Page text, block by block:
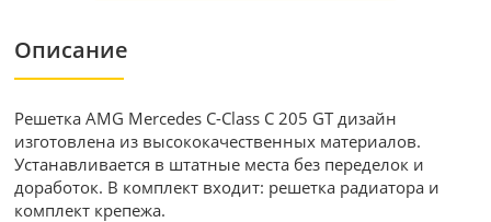
Описание
Решетка AMG Mercedes С-Сlass C 205 GT дизайн
изготовлена из высококачественных материалов.
Устанавливается в штатные места без переделок и
доработок. В комплект входит: решетка радиатора и
комплект крепежа.